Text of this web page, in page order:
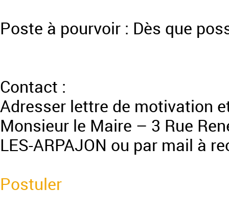
Poste à pourvoir : Dès que
Contact :
Adresser lettre de motivation
Monsieur le Maire – 3 Rue
LES-ARPAJON ou par mail à
Postuler